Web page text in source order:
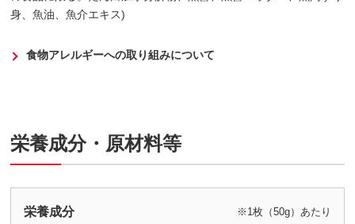
身、魚油、魚介エキス)
食物アレルギーへの取り組みについて
栄養成分・原材料等
栄養成分 ※1枚（50g）あたり